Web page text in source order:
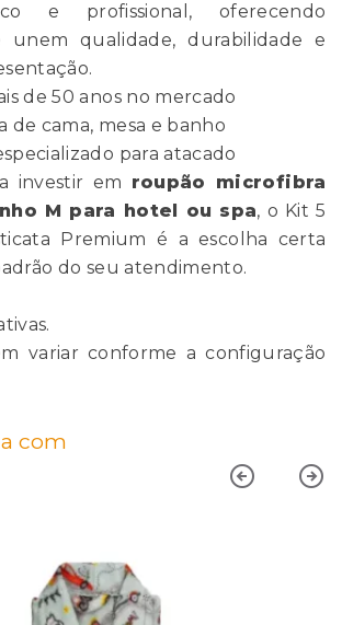
e profissional, oferecendo
unem qualidade, durabilidade e
de 50 anos no mercado
de cama, mesa e banho
para atacado
investir em roupão microfibra
M para hotel ou spa, o Kit 5
Premium é a escolha certa
do seu atendimento.
variar conforme a configuração
com